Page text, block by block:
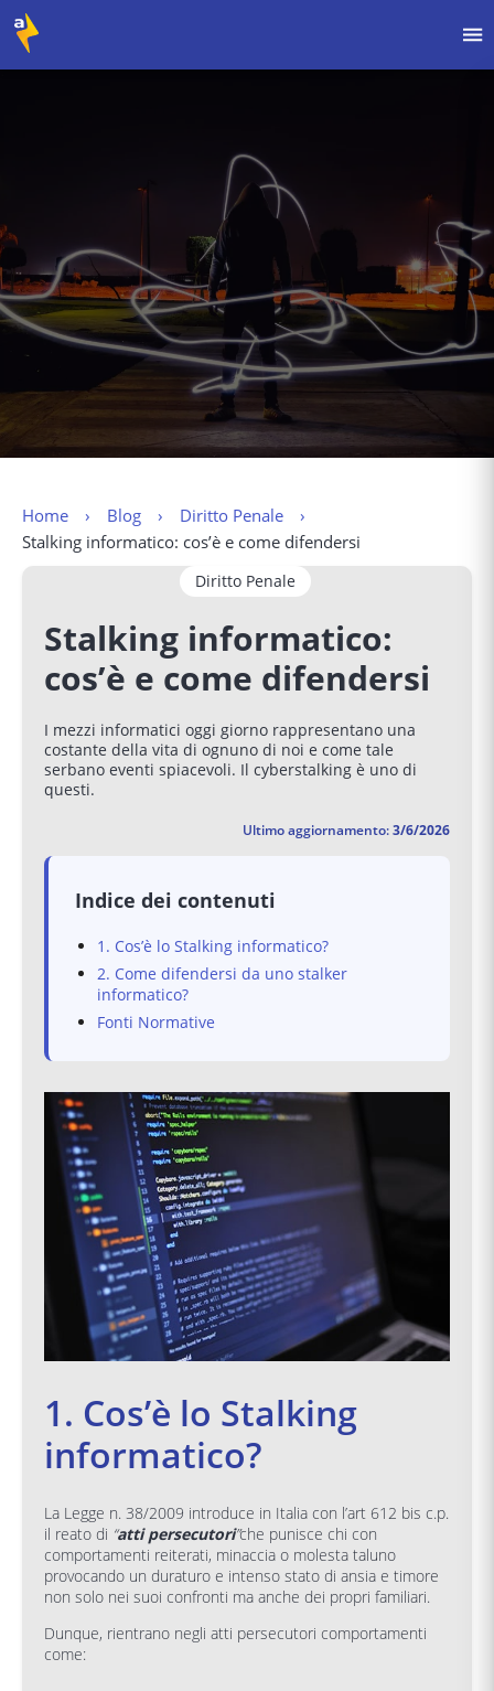
Home Blog
Diritto Penale
Stalking informatico: cos’è e come difendersi
Diritto Penale
Stalking informatico:
cos’è e come difendersi
I mezzi informatici oggi giorno rappresentano una
costante della vita di ognuno di noi e come tale
serbano eventi spiacevoli. Il cyberstalking è uno di
questi.
Ultimo aggiornamento:3/6/2026
Indice dei contenuti
1. Cos’è lo Stalking informatico?
2. Come difendersi da uno stalker
informatico?
Fonti Normative
1. Cos’è lo Stalking
informatico?
La Legge n. 38/2009 introduce in Italia con l’art 612 bis c.p.
il reato di “atti persecutori”che punisce chi con
comportamenti reiterati, minaccia o molesta taluno
provocando un duraturo e intenso stato di ansia e timore
non solo nei suoi confronti ma anche dei propri familiari.
Dunque, rientrano negli atti persecutori comportamenti
come: